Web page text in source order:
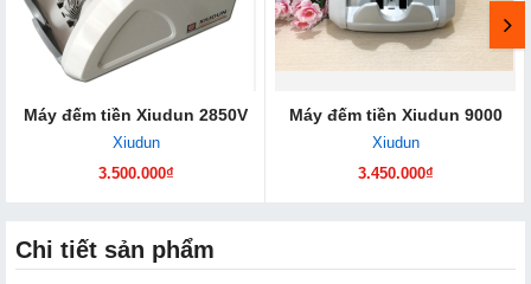
Máy đếm tiền Xiudun 2850V
Xiudun
3.500.000₫
Máy đếm tiền Xiudun 9000
Xiudun
3.450.000₫
Chi tiết sản phẩm